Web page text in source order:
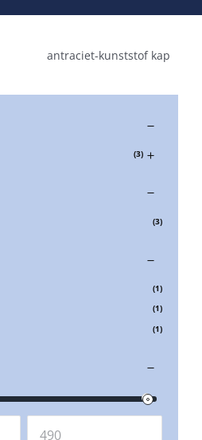
antraciet-kunststof kap
(3)
(3)
(1)
(1)
(1)